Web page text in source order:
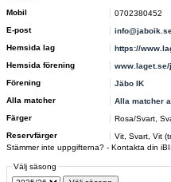
Mobil
0702380452
E-post
Hemsida lag
https://
Hemsida förening
www.laget.se/
Förening
Jäbo IK
Alla matcher
Alla matcher
Färger
Rosa/Svart,
Reservfärger
Vit, Svart, Vit
Stämmer inte uppgifterna? - Kontakta din
Välj säsong